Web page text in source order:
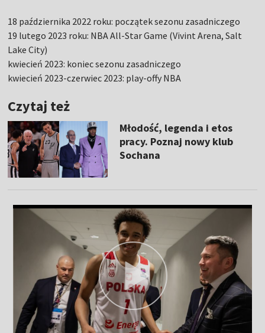
18 października 2022 roku: początek sezonu zasadniczego
19 lutego 2023 roku: NBA All-Star Game (Vivint Arena, Salt
Lake City)
kwiecień 2023: koniec sezonu zasadniczego
kwiecień 2023-czerwiec 2023: play-offy NBA
Czytaj też
Młodość, legenda i etos
pracy. Poznaj nowy klub
Sochana